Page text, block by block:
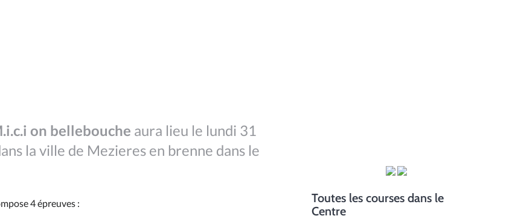
on bellebouche aura lieu le lundi 31
la ville de Mezieres en brenne dans le
4 épreuves :
Toutes les courses dans le
Centre